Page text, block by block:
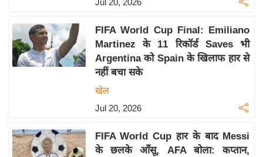
र
मि
सा
सा
ल
Jul 20, 2026
FIFA World Cup Final: Emiliano
Martinez के 11 रिकॉर्ड Saves भी
Argentina को Spain के खिलाफ हार से
नहीं बचा सके
खेल
Jul 20, 2026
FIFA World Cup हार के बाद Messi
के छलके आँसू, AFA बोला: कप्तान,